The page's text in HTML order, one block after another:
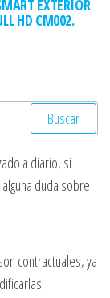
EXTERIOR
HD CM002.
a diario, si
duda sobre
contractuales, ya